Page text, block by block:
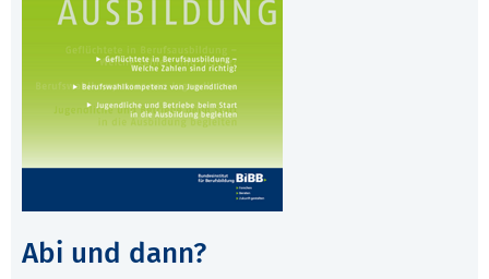
Abi und dann?